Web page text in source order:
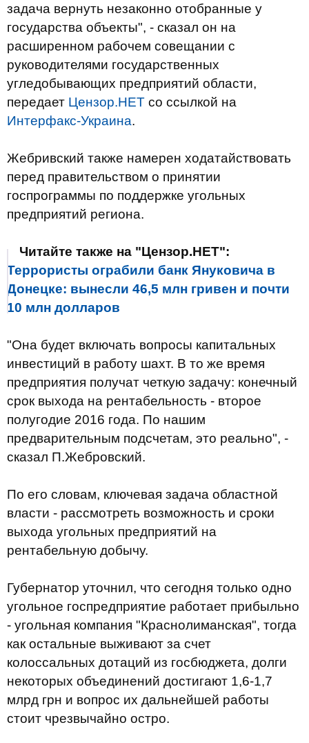
задача вернуть незаконно отобранные у
государства объекты", - сказал он на
расширенном рабочем совещании с
руководителями государственных
угледобывающих предприятий области,
передает Цензор.НЕТ со ссылкой на
Интерфакс-Украина.
Жебривский также намерен ходатайствовать
перед правительством о принятии
госпрограммы по поддержке угольных
предприятий региона.
Читайте также на "Цензор.НЕТ":
Террористы ограбили банк Януковича в
Донецке: вынесли 46,5 млн гривен и почти
10 млн долларов
"Она будет включать вопросы капитальных
инвестиций в работу шахт. В то же время
предприятия получат четкую задачу: конечный
срок выхода на рентабельность - второе
полугодие 2016 года. По нашим
предварительным подсчетам, это реально", -
сказал П.Жебровский.
По его словам, ключевая задача областной
власти - рассмотреть возможность и сроки
выхода угольных предприятий на
рентабельную добычу.
Губернатор уточнил, что сегодня только одно
угольное госпредприятие работает прибыльно
- угольная компания "Краснолиманская", тогда
как остальные выживают за счет
колоссальных дотаций из госбюджета, долги
некоторых объединений достигают 1,6-1,7
млрд грн и вопрос их дальнейшей работы
стоит чрезвычайно остро.